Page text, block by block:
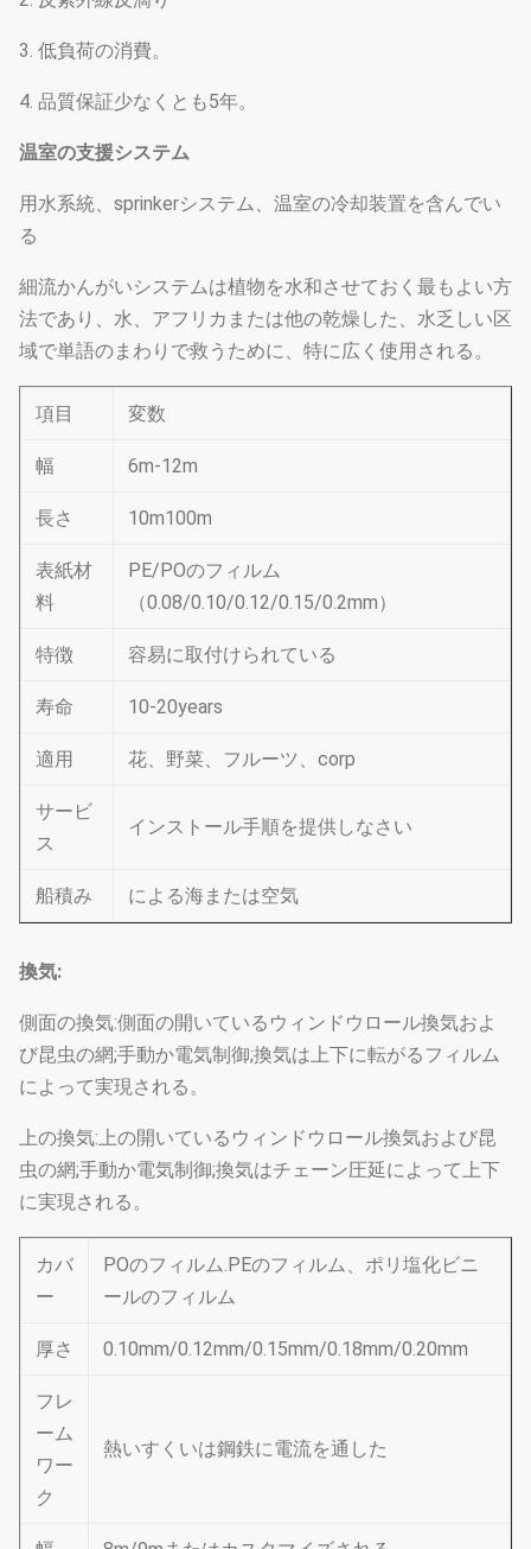
3. 低負荷の消費。
4. 品質保証少なくとも5年。
温室の支援システム
用水系統、sprinkerシステム、温室の冷却装置を含んでい
る
細流かんがいシステムは植物を水和させておく最もよい方
法であり、水、アフリカまたは他の乾燥した、水乏しい区
域で単語のまわりで救うために、特に広く使用される。
項目 変数
幅 6m-12m
長さ 10m100m
表紙材
料
PE/POのフィルム
（0.08/0.10/0.12/0.15/0.2mm）
特徴 容易に取付けられている
寿命 10-20years
適用 花、野菜、フルーツ、corp
サービ
ス
インストール手順を提供しなさい
船積み による海または空気
換気:
側面の換気:側面の開いているウィンドウロール換気およ
び昆虫の網;手動か電気制御;換気は上下に転がるフィルム
によって実現される。
上の換気:上の開いているウィンドウロール換気および昆
虫の網;手動か電気制御;換気はチェーン圧延によって上下
に実現される。
カバ
ー
POのフィルム.PEのフィルム、ポリ塩化ビニ
ールのフィルム
厚さ 0.10mm/0.12mm/0.15mm/0.18mm/0.20mm
フレ
ーム
ワー
ク
熱いすくいは鋼鉄に電流を通した